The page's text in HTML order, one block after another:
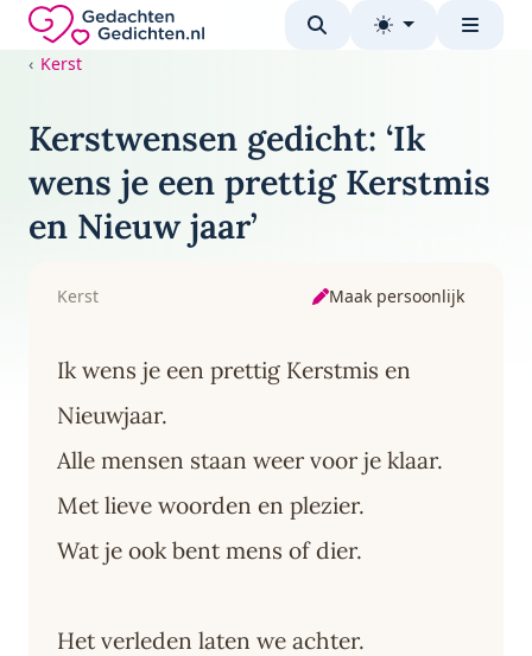
Direct naar de inhoud
Gedachten-Gedichten.nl — naar de homepage
Kerst
Kerstwensen gedicht: ‘Ik
wens je een prettig Kerstmis
en Nieuw jaar’
Kerst Maak persoonlijk
Ik wens je een prettig Kerstmis en
Nieuwjaar.
Alle mensen staan weer voor je klaar.
Met lieve woorden en plezier.
Wat je ook bent mens of dier.
Het verleden laten we achter.